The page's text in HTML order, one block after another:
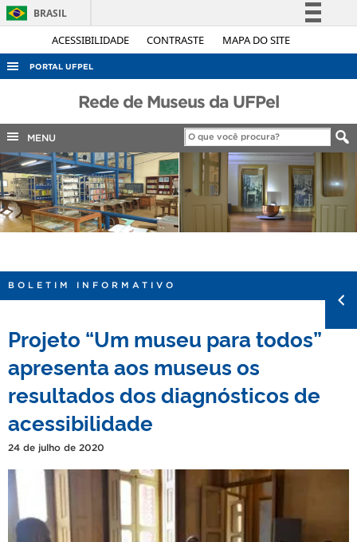
ACESSIBILIDADE CONTRASTE MAPA DO SITE
BRASIL
Simplifique!
Acesso à informação
Legislação
Canais
PORTAL UFPEL
ACESSO À INFORMAÇÃO
CONCURSOS
EDITAIS
INTERNACIONAL
PORTARIAS
Rede de Museus da UFPel
MENU
BOLETIM INFORMATIVO
Projeto “Um museu para todos”
apresenta aos museus os
resultados dos diagnósticos de
acessibilidade
24 de julho de 2020